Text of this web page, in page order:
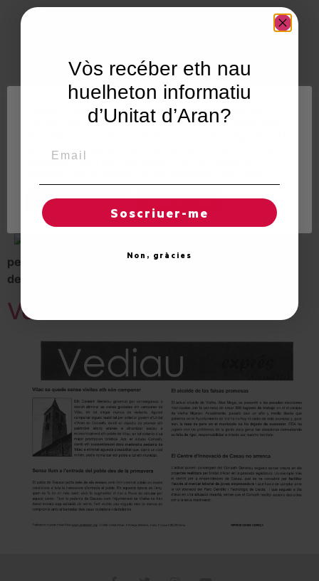
perquè és “injust” i suposa un “greuge amb altres
destinacions que no l’apliquen”
Vediau: Noveme 2012
Utilitzem"cookies" al nostre lloc web per a donar a
l'usuari una experiència personalitzada i optimitzada,
fer clic a "Acceptar totes", accepta l'ús de TOTES les
"cookies". Tot i així, pot visitar "Configuració de
Regles de "cookies" Acceptar totes
Vòs recéber eth nau
huelheton informatiu
d’Unitat d’Aran?
Soscriuer-me
Non, gràcies